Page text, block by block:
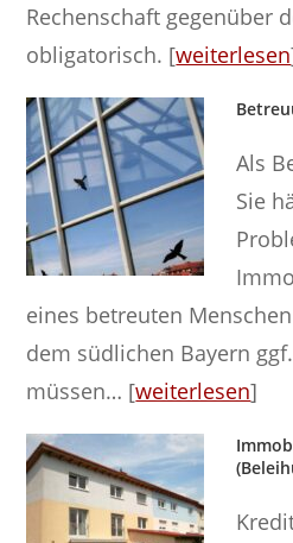
Rechenschaft gegenüber
obligatorisch. [weiterlesen
Als
Sie
eines betreuten
dem südlichen Bayern
müssen… [weiterlesen]